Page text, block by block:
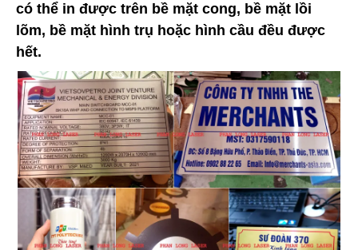
có thể in được trên bề mặt cong, bề mặt lồi
lõm, bề mặt hình trụ hoặc hình cầu đều được
hết.